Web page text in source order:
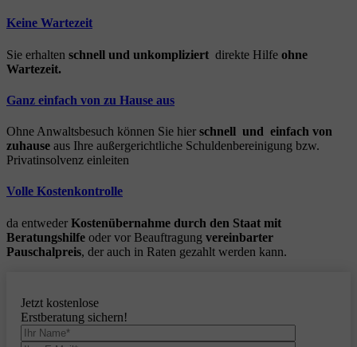
Keine Wartezeit
Sie erhalten schnell und unkompliziert direkte Hilfe ohne
Wartezeit.
Ganz einfach von zu Hause aus
Ohne Anwaltsbesuch können Sie hier schnell und einfach von
zuhause aus Ihre außergerichtliche Schuldenbereinigung bzw.
Privatinsolvenz einleiten
Volle Kostenkontrolle
da entweder Kostenübernahme durch den Staat mit
Beratungshilfe oder vor Beauftragung vereinbarter
Pauschalpreis, der auch in Raten gezahlt werden kann.
Jetzt kostenlose
Erstberatung sichern!